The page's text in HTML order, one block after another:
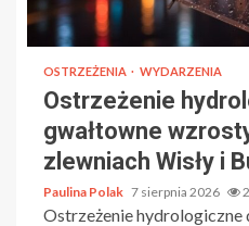
OSTRZEŻENIA WYDARZENIA
Ostrzeżenie
gwałtowne
zlewniach Wisły i
Paulina Polak 7 sierpnia 2026
Ostrzeżenie hydrologiczne